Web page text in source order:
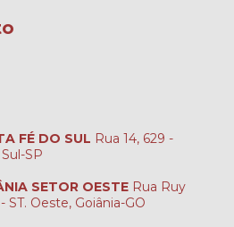
FÉ DO SUL Rua 14, 629 -
SP
SETOR OESTE Rua Ruy
ST. Oeste, Goiânia-GO